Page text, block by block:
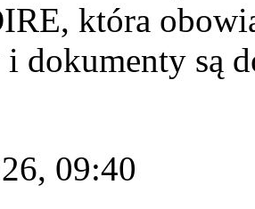
która
i dokumenty są
09:40